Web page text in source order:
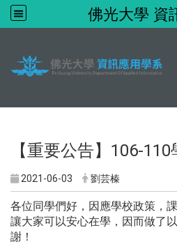
佛光大學 資
【重要公告】106-
2021-06-03 劉芸榛
各位同學們好，因應學校政策，
讓大家可以安心在學，因而做了
謝！